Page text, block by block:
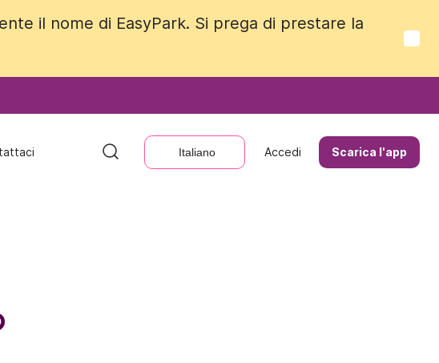
il nome di EasyPark. Si prega di prestare la
Italiano Accedi Scarica l'app
il nome di EasyPark. Si prega di prestare la
Italiano Accedi Scarica l'app